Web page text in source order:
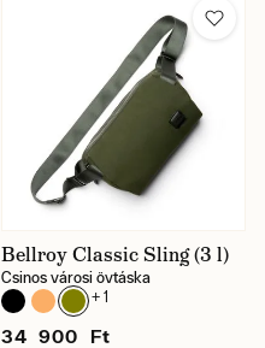
Bellroy Classic Sling (3 l)
Csinos városi övtáska
+ 1
34 900 Ft